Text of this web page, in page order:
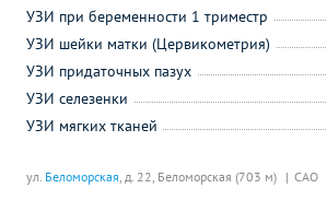
ул. Беломорская, д. 22, Беломорская (703 м) САО
УЗИ при беременности 1 триместр
УЗИ шейки матки (Цервикометрия)
УЗИ придаточных пазух
УЗИ селезенки
УЗИ мягких тканей